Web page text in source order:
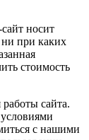
носит
при каких
стоимость
сайта.
с нашими